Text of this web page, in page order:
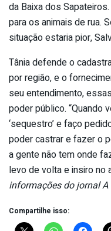
da Baixa dos
para os animais de rua.
situação estaria pior,
Tânia defende o
por região, e o
seu entendimento,
poder público. “Quando
‘sequestro’ e faço
poder castrar e fazer o
a gente não tem onde
levo de volta e insiro no
informações do jornal A
Compartilhe isso: